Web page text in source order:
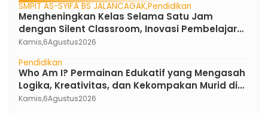
SMPIT AS-SYIFA BS JALANCAGAKPendidikan
Mengheningkan Kelas Selama Satu Jam
dengan Silent Classroom, Inovasi Pembelajaran
Bahasa Indonesia di SMPIT As-Syifa Boarding
Kamis,6Agustus2026
Pendidikan
Who Am I? Permainan Edukatif yang Mengasah
Logika, Kreativitas, dan Kekompakan Murid di
SMPIT As-Syifa Boarding School
Kamis,6Agustus2026